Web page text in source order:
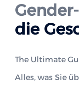
die
The Ultimate
Alles, was Sie